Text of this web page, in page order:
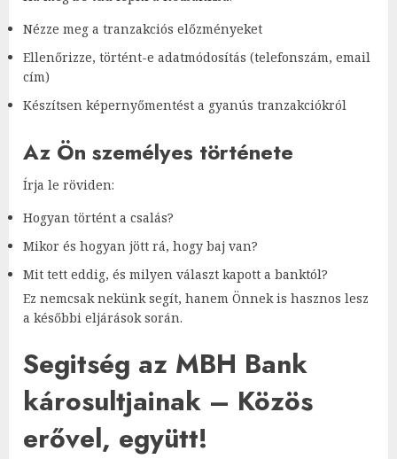
Nézze meg a tranzakciós előzményeket
Ellenőrizze, történt-e adatmódosítás (telefonszám, email
cím)
Készítsen képernyőmentést a gyanús tranzakciókról
Az Ön személyes története
Írja le röviden:
Hogyan történt a csalás?
Mikor és hogyan jött rá, hogy baj van?
Mit tett eddig, és milyen választ kapott a banktól?
Ez nemcsak nekünk segít, hanem Önnek is hasznos lesz
a későbbi eljárások során.
Segitség az MBH Bank
károsultjainak – Közös
erővel, együtt!